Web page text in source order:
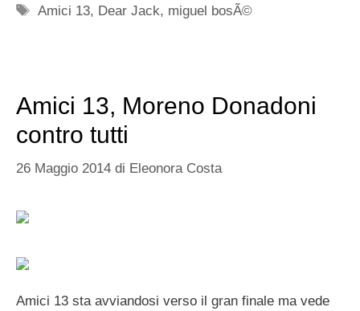
Tag
Amici 13, Dear Jack, miguel bosÃ©
Amici 13, Moreno Donadoni
contro tutti
26 Maggio 2014 di Eleonora Costa
Amici 13 sta avviandosi verso il gran finale ma vede